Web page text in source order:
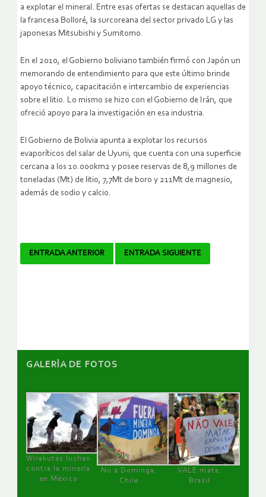
a explotar el mineral. Entre esas ofertas se destacan aquellas de
la francesa Bolloré, la surcoreana del sector privado LG y las
japonesas Mitsubishi y Sumitomo.
En el 2010, el Gobierno boliviano también firmó con Japón un
memorando de entendimiento para que este último brinde
apoyo técnico, capacitación e intercambio de experiencias
sobre el litio. Lo mismo se hizo con el Gobierno de Irán, que
ofreció apoyo para la investigación en esa industria.
El Gobierno de Bolivia apunta a explotar los recursos
evaporíticos del salar de Uyuni, que cuenta con una superficie
cercana a los 10.000km2 y posee reservas de 8,9 millones de
toneladas (Mt) de litio, 7,7Mt de boro y 211Mt de magnesio,
además de sodio y calcio.
Navegador
ENTRADA ANTERIOR ENTRADA SIGUIENTE
GALERÌA DE FOTOS
Wirakutas luchan
contra la minería
en México
No a Dominga,
Chile
VALE mata,
Brasil